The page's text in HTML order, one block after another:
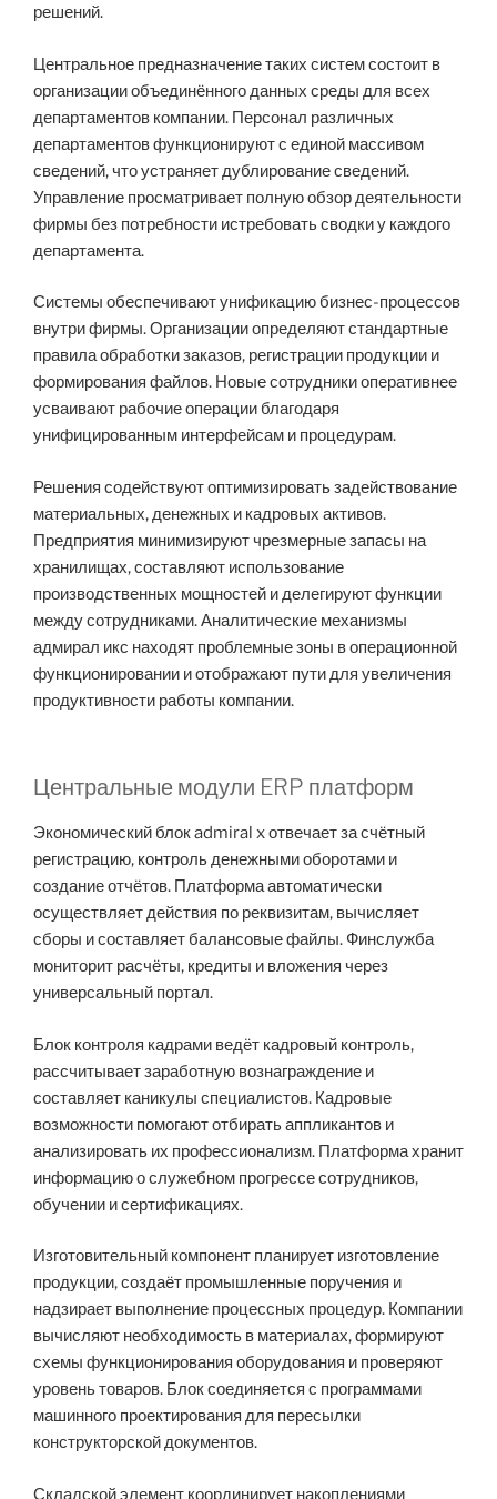
решений.
Центральное предназначение таких систем состоит в
организации объединённого данных среды для всех
департаментов компании. Персонал различных
департаментов функционируют с единой массивом
сведений, что устраняет дублирование сведений.
Управление просматривает полную обзор деятельности
фирмы без потребности истребовать сводки у каждого
департамента.
Системы обеспечивают унификацию бизнес-процессов
внутри фирмы. Организации определяют стандартные
правила обработки заказов, регистрации продукции и
формирования файлов. Новые сотрудники оперативнее
усваивают рабочие операции благодаря
унифицированным интерфейсам и процедурам.
Решения содействуют оптимизировать задействование
материальных, денежных и кадровых активов.
Предприятия минимизируют чрезмерные запасы на
хранилищах, составляют использование
производственных мощностей и делегируют функции
между сотрудниками. Аналитические механизмы
адмирал икс находят проблемные зоны в операционной
функционировании и отображают пути для увеличения
продуктивности работы компании.
Центральные модули ERP платформ
Экономический блок admiral x отвечает за счётный
регистрацию, контроль денежными оборотами и
создание отчётов. Платформа автоматически
осуществляет действия по реквизитам, вычисляет
сборы и составляет балансовые файлы. Финслужба
мониторит расчёты, кредиты и вложения через
универсальный портал.
Блок контроля кадрами ведёт кадровый контроль,
рассчитывает заработную вознаграждение и
составляет каникулы специалистов. Кадровые
возможности помогают отбирать аппликантов и
анализировать их профессионализм. Платформа хранит
информацию о служебном прогрессе сотрудников,
обучении и сертификациях.
Изготовительный компонент планирует изготовление
продукции, создаёт промышленные поручения и
надзирает выполнение процессных процедур. Компании
вычисляют необходимость в материалах, формируют
схемы функционирования оборудования и проверяют
уровень товаров. Блок соединяется с программами
машинного проектирования для пересылки
конструкторской документов.
Складской элемент координирует накоплениями